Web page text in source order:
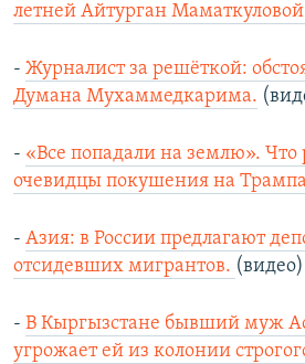
летней Айтурган
- Журналист за решёткой:
Думана Мухаммедкарима.
- «Все попадали на землю». Что
очевидцы покушения на
- Азия: в России предлагают
отсидевших мигрантов. (видео)
- В Кыргызстане бывший муж
угрожает ей из колонии